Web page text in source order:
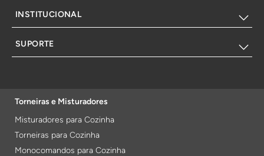
INSTITUCIONAL
SUPORTE
Torneiras e Misturadores
Misturadores para Cozinha
Torneiras para Cozinha
Monocomandos para Cozinha